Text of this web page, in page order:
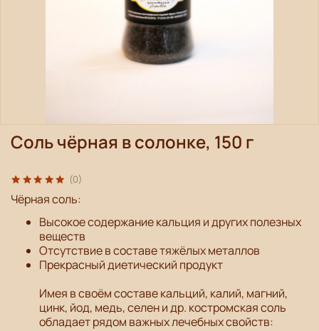
(0)
Соль чёрная в солонке, 150 г
Чёрная соль:
Высокое содержание кальция и других полезных
веществ
Отсутствие в составе тяжёлых металлов
Прекрасный диетический продукт
Имея в своём составе кальций, калий, магний,
цинк, йод, медь, селен и др. костромская соль
обладает рядом важных лечебных свойств: